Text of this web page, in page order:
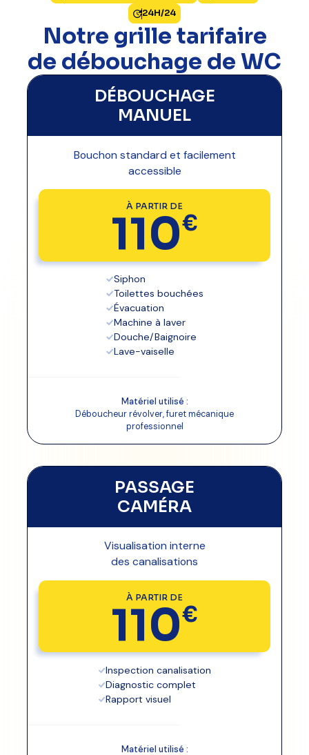
Votre estimation est prête !
Complétez ce formulaire pour recevoir votre
estimation de débouchage de WC
Prénom
Code postal
Obtenir mon devis gratuit 📞
Données confidentielles. Jamais revendues.
24H/24
Notre grille tarifaire
de débouchage de WC
DÉBOUCHAGE
MANUEL
Bouchon standard et facilement
accessible
À PARTIR DE
110€
Siphon
Toilettes bouchées
Évacuation
Machine à laver
Douche/Baignoire
Lave-vaiselle
Matériel utilisé :
Déboucheur révolver, furet mécanique
professionnel
PASSAGE
CAMÉRA
Visualisation interne
des canalisations
À PARTIR DE
110€
Inspection canalisation
Diagnostic complet
Rapport visuel
Matériel utilisé :